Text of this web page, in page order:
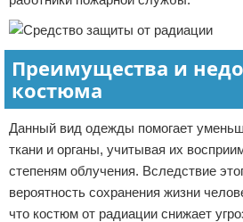
Преимущества и
костюма
Данный вид одежды помогает
ткани и органы, учитывая их
степеням облучения. Вследствие
вероятность сохранения жизни
что костюм от радиации снижает